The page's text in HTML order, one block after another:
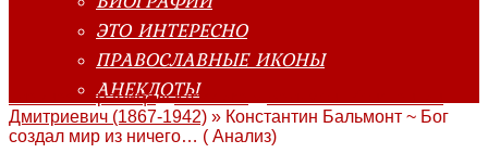
ЭТО ИНТЕРЕСНО
ПРАВОСЛАВНЫЕ ИКОНЫ
АНЕКДОТЫ
Главная страница»Классика
Дмитриевич (1867-1942) » Константин Бальмонт ~ Бог
создал мир из ничего… ( Анализ)